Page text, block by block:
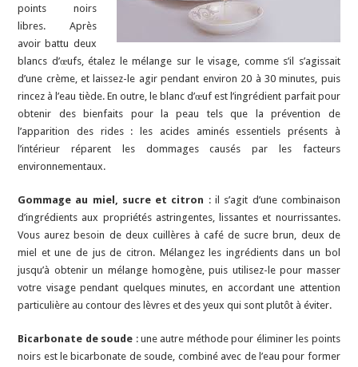
points noirs
libres. Après
avoir battu deux
blancs d’œufs, étalez le mélange sur le visage, comme s’il s’agissait
d’une crème, et laissez-le agir pendant environ 20 à 30 minutes, puis
rincez à l’eau tiède. En outre, le blanc d’œuf est l’ingrédient parfait pour
obtenir des bienfaits pour la peau tels que la prévention de
l’apparition des rides : les acides aminés essentiels présents à
l’intérieur réparent les dommages causés par les facteurs
environnementaux.
Gommage au miel, sucre et citron : il s’agit d’une combinaison
d’ingrédients aux propriétés astringentes, lissantes et nourrissantes.
Vous aurez besoin de deux cuillères à café de sucre brun, deux de
miel et une de jus de citron. Mélangez les ingrédients dans un bol
jusqu’à obtenir un mélange homogène, puis utilisez-le pour masser
votre visage pendant quelques minutes, en accordant une attention
particulière au contour des lèvres et des yeux qui sont plutôt à éviter.
Bicarbonate de soude : une autre méthode pour éliminer les points
noirs est le bicarbonate de soude, combiné avec de l’eau pour former